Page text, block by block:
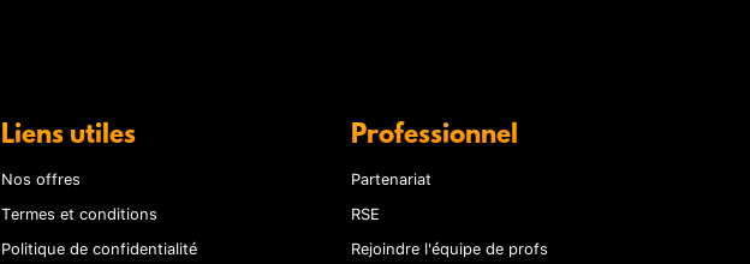
Liens utiles
Nos offres
Termes et conditions
Politique de confidentialité
Professionnel
Partenariat
RSE
Rejoindre l'équipe de profs